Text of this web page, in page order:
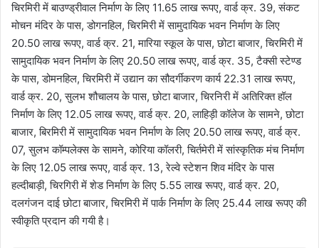
चिरमिरी में बाउण्ड्रीवाल निर्माण के लिए 11.65 लाख रूपए, वार्ड क्र. 39, संकट
मोचन मंदिर के पास, डोगनहिल, चिरमिरी में सामुदायिक भवन निर्माण के लिए
20.50 लाख रूपए, वार्ड क्र. 21, मारिया स्कूल के पास, छोटा बाजार, चिरमिरी में
सामुदायिक भवन निर्माण के लिए 20.50 लाख रूपए, वार्ड क्र. 35, टैक्सी स्टेण्ड
के पास, डोमनहिल, चिरमिरी में उद्यान का सौदर्गीकरण कार्य 22.31 लाख रूपए,
वार्ड क्र. 20, सुलभ शौचालय के पास, छोटा बाजार, चिरनिरी में अतिरिक्त हॉल
निर्माण के लिए 12.05 लाख रूपए, वार्ड क्र. 20, लाहिड़ी कॉलेज के सामने, छोटा
बाजार, बिरमिरी में सामुदायिक भवन निर्माण के लिए 20.50 लाख रूपए, वार्ड क्र.
07, सुलभ कॉम्पलेक्स के सामने, कोरिया कॉलरी, चिर्तमेरी में सांस्कृतिक मंच निर्माण
के लिए 12.05 लाख रूपए, वार्ड क्र. 13, रेल्वे स्टेशन शिव मंदिर के पास
हल्दीबाड़ी, चिरगिरी में शेड निर्माण के लिए 5.55 लाख रूपए, वार्ड क्र. 20,
दलगंजन दाई छोटा बाजार, चिरमिरी में पार्क निर्माण के लिए 25.44 लाख रूपए की
स्वीकृति प्रदान की गयी है।